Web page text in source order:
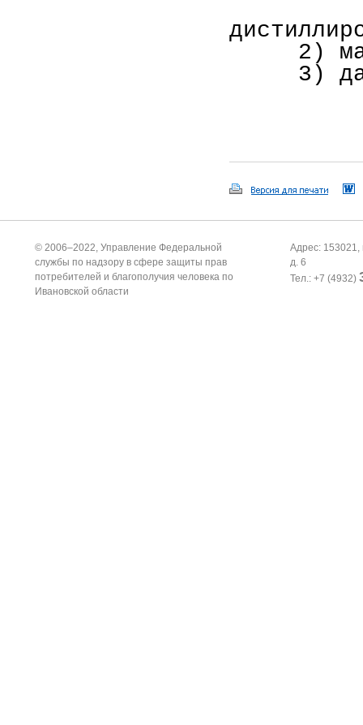
2)
3)
© 2006–2022, Управление Федеральной
службы по надзору в сфере защиты прав
потребителей и благополучия человека по
Ивановской области
Адрес: 153021,
д. 6
Тел.: +7 (4932)